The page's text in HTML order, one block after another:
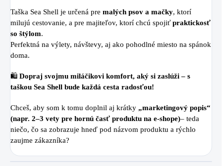
Taška Sea Shell je určená pre malých psov a mačky, ktorí
milujú cestovanie, a pre majiteľov, ktorí chcú spojiť praktickosť
so štýlom.
Perfektná na výlety, návštevy, aj ako pohodlné miesto na spánok
doma.
🛍️ Dopraj svojmu miláčikovi komfort, aký si zaslúži – s
taškou Sea Shell bude každá cesta radosťou!
Chceš, aby som k tomu doplnil aj krátky „marketingový popis“
(napr. 2–3 vety pre hornú časť produktu na e-shope)– teda
niečo, čo sa zobrazuje hneď pod názvom produktu a rýchlo
zaujme zákazníka?